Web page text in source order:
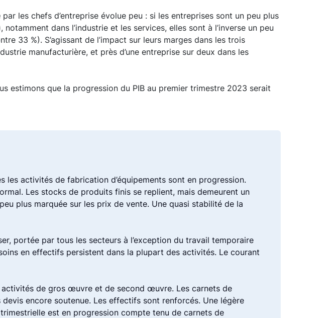
les chefs d’entreprise évolue peu : si les entreprises sont un peu plus
dans l’industrie et les services, elles sont à l’inverse un peu
33 %). S’agissant de l’impact sur leurs marges dans les trois
manufacturière, et près d’une entreprise sur deux dans les
estimons que la progression du PIB au premier trimestre 2023 serait
les activités de fabrication d’équipements sont en progression.
Les stocks de produits finis se replient, mais demeurent un
plus marquée sur les prix de vente. Une quasi stabilité de la
portée par tous les secteurs à l’exception du travail temporaire
en effectifs persistent dans la plupart des activités. Le courant
activités de gros œuvre et de second œuvre. Les carnets de
encore soutenue. Les effectifs sont renforcés. Une légère
est en progression compte tenu de carnets de